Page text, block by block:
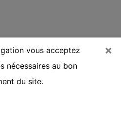
×
vous acceptez
nécessaires au bon
du site.